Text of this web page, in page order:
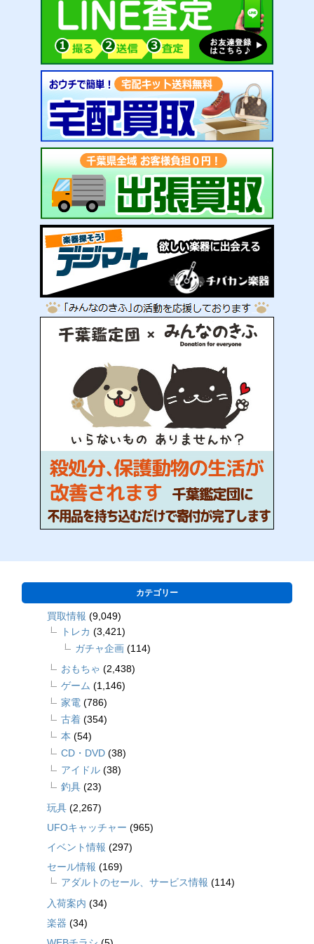
カテゴリー
買取情報 (9,049)
トレカ (3,421)
ガチャ企画 (114)
おもちゃ (2,438)
ゲーム (1,146)
家電 (786)
古着 (354)
本 (54)
CD・DVD (38)
アイドル (38)
釣具 (23)
玩具 (2,267)
UFOキャッチャー (965)
イベント情報 (297)
セール情報 (169)
アダルトのセール、サービス情報 (114)
入荷案内 (34)
楽器 (34)